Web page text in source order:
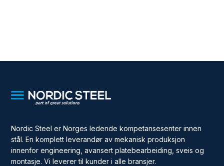
Nordic Steel er Norges ledende kompetansesenter innen
stål. En komplett leverandør av mekanisk produksjon
innenfor engineering, avansert platebearbeiding, sveis og
montasje. Vi leverer til kunder i alle bransjer.